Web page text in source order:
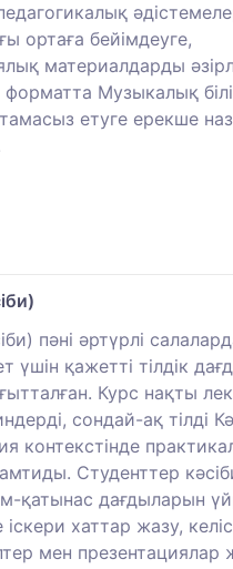
ортаға бейімдеуге,
материалдарды
Музыкалық
етуге ерекше
пәні әртүрлі
үшін қажетті тілдік
Курс нақты
сондай-ақ тілді
контекстінде
Студенттер
қатынас дағдыларын
іскери хаттар жазу,
мен презентациялар